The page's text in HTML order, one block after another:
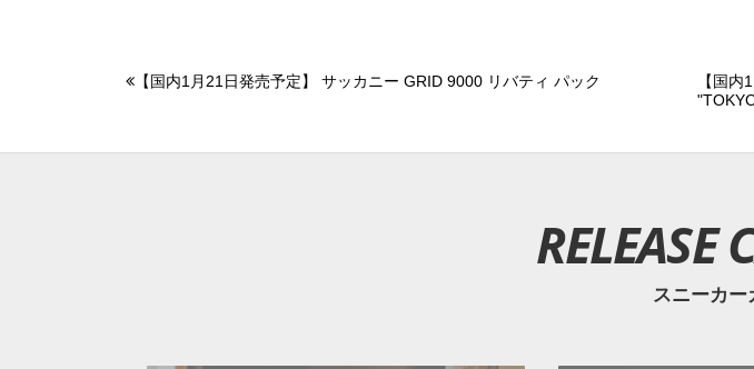
【国内1月21日発売予定】 サッカニー GRID 9000 リバティ パック
【国
RELEASE
スニーカー